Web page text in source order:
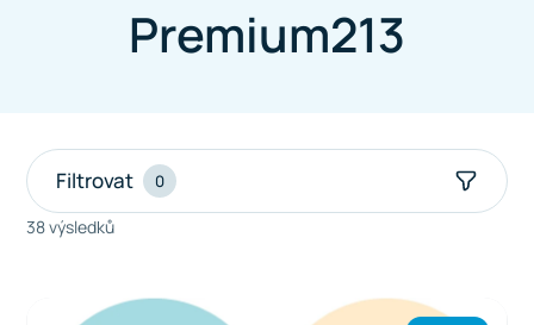
Premium213
Filtrovat 0
38 výsledků